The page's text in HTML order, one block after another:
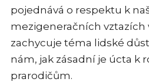
pojednává o respektu k
mezigeneračních vztazích
zachycuje téma lidské
nám, jak zásadní je úcta k
prarodičům.